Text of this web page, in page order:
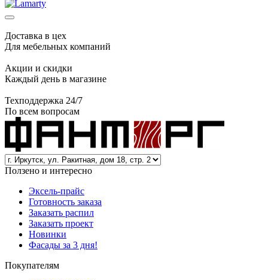
Доставка в цех
Для мебельных компаний
Акции и скидки
Каждый день в магазине
Техподдержка 24/7
По всем вопросам
Ползено и интересно
Эксель-прайс
Готовность заказа
Заказать распил
Заказать проект
Новинки
Фасады за 3 дня!
Покупателям